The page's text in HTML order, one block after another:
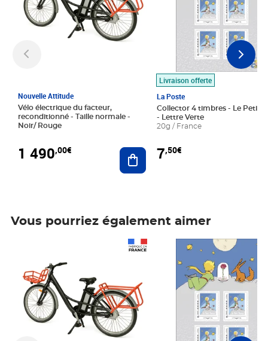
Nouvelle Attitude
Vélo électrique du facteur,
reconditionné - Taille normale -
Noir/ Rouge
1 490,00€ Ajouter au panier
Livraison offerte
La Poste
Collector 4 timbres - Le Petit
- Lettre Verte
20g / France
7,50€
Vous pourriez également aimer
Prix 7,50€